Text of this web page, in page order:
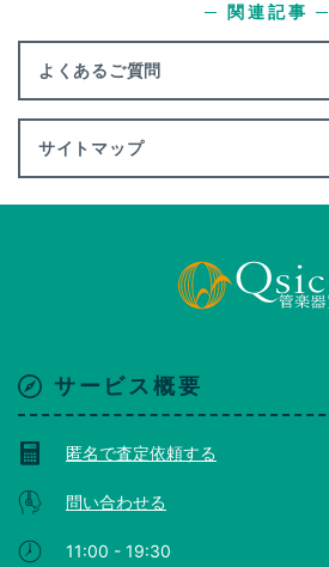
よくあるご質問
─ 関連記事 ─
サイトマップ
サービス概要
匿名で査定依頼する
問い合わせる
11:00 - 19:30